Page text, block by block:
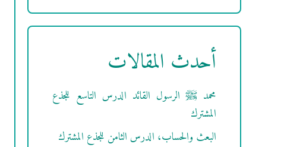
أحدث المقالات
محمد ﷺ الرسول القائد الدرس التاسع للجذع
المشترك
البعث والحساب، الدرس الثامن للجذع المشترك